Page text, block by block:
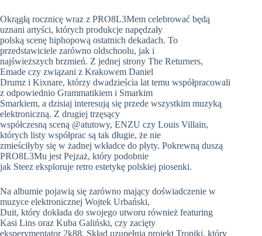
Okrągłą rocznicę wraz z PRO8L3Mem celebrować będą
uznani artyści, których produkcje napędzały
polską scenę hiphopową ostatnich dekadach. To
przedstawiciele zarówno oldschoolu, jak i
najświeższych brzmień. Z jednej strony The Returners,
Emade czy związani z Krakowem Daniel
Drumz i Kixnare, którzy dwadzieścia lat temu współpracowali
z odpowiednio Grammatikiem i Smarkim
Smarkiem, a dzisiaj interesują się przede wszystkim muzyką
elektroniczną. Z drugiej trzęsący
współczesną sceną @atutowy, ENZU czy Louis Villain,
których listy współprac są tak długie, że nie
zmieściłyby się w żadnej wkładce do płyty. Pokrewną duszą
PRO8L3Mu jest Pejzaż, który podobnie
jak Steez eksploruje retro estetykę polskiej piosenki.
Na albumie pojawią się zarówno mający doświadczenie w
muzyce elektronicznej Wojtek Urbański,
Duit, który dokłada do swojego utworu również featuring
Kasi Lins oraz Kuba Galiński, czy zacięty
eksperymentator 2k88. Skład uzupełnia projekt Tropiki, który